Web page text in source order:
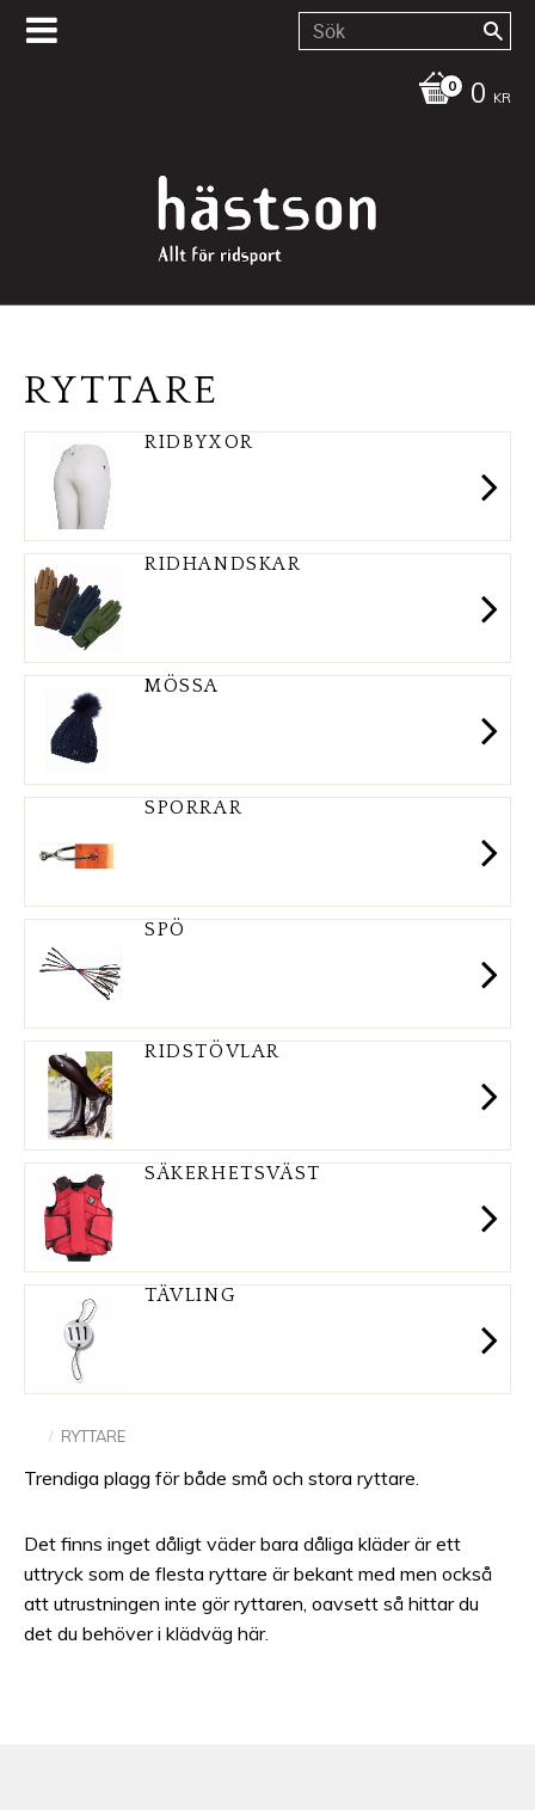
0 KR
RYTTARE
RIDBYXOR
RIDHANDSKAR
MÖSSA
SPORRAR
SPÖ
RIDSTÖVLAR
SÄKERHETSVÄST
TÄVLING
RYTTARE
Trendiga plagg för både små och stora ryttare.
Det finns inget dåligt väder bara dåliga kläder är ett
uttryck som de flesta ryttare är bekant med men också
att utrustningen inte gör ryttaren, oavsett så hittar du
det du behöver i klädväg här.